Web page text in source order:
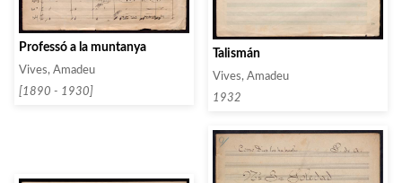
Professó a la muntanya
Vives, Amadeu
[1890 - 1930]
Talismán
Vives, Amadeu
1932